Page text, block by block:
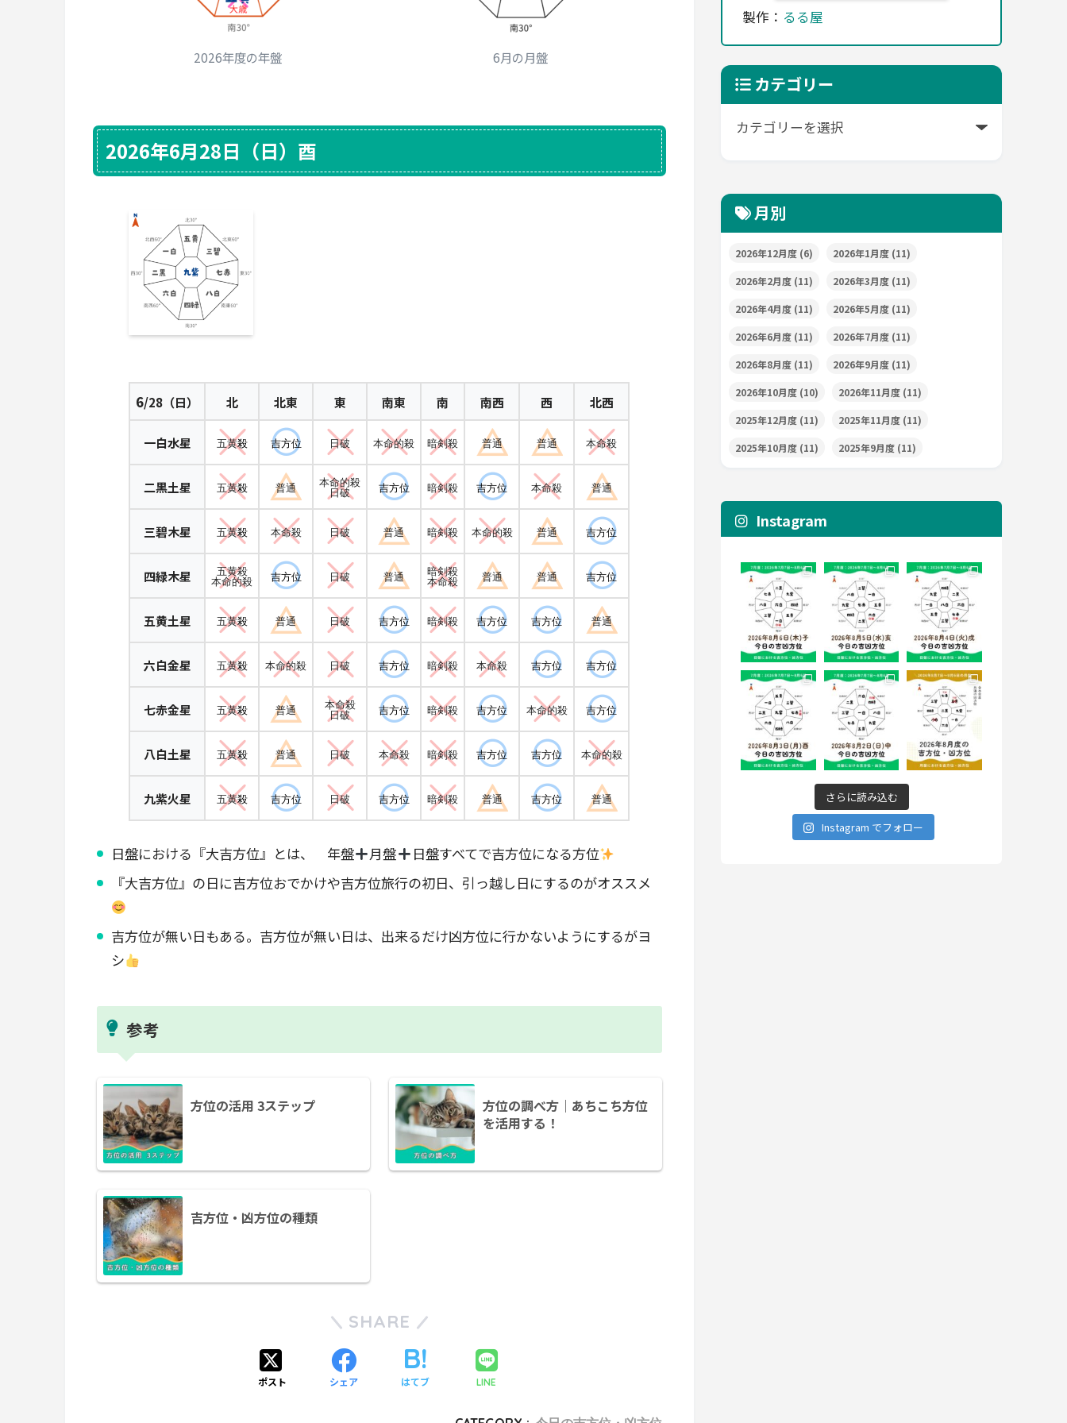
2026年度の年盤 6月の月盤
2026年6月28日（日）酉
6/28（日） 北 北東 東 南東 南 南西 西 北西
一白水星 五黄殺 吉方位 日破 本命的殺 暗剣殺 普通 普通 本命殺
二黒土星 五黄殺 普通
本命的殺
日破
吉方位 暗剣殺 吉方位 本命殺 普通
三碧木星 五黄殺 本命殺 日破 普通 暗剣殺 本命的殺 普通 吉方位
四緑木星
五黄殺
本命的殺
吉方位 日破 普通
暗剣殺
本命殺
普通 普通 吉方位
五黄土星 五黄殺 普通 日破 吉方位 暗剣殺 吉方位 吉方位 普通
六白金星 五黄殺 本命的殺 日破 吉方位 暗剣殺 本命殺 吉方位 吉方位
七赤金星 五黄殺 普通
本命殺
日破
吉方位 暗剣殺 吉方位 本命的殺 吉方位
八白土星 五黄殺 普通 日破 本命殺 暗剣殺 吉方位 吉方位 本命的殺
九紫火星 五黄殺 吉方位 日破 吉方位 暗剣殺 普通 吉方位 普通
日盤における『大吉方位』とは、 年盤 月盤
日盤すべてで吉方位になる方位
『大吉方位』の日に吉方位おでかけや吉方位旅行の初日、引っ越し日にするのがオススメ
吉方位が無い日もある。吉方位が無い日は、出来るだけ凶方位に行かないようにするがヨ
シ
参考
方位の活用 3ステップ
方位の調べ方｜あちこち方位
を活用する！
吉方位・凶方位の種類
SHARE
ポスト シェア はてブ LINE
製作： るる屋
カテゴリー
月別
2026年12月度 (6) 2026年1月度 (11)
2026年2月度 (11) 2026年3月度 (11)
2026年4月度 (11) 2026年5月度 (11)
2026年6月度 (11) 2026年7月度 (11)
2026年8月度 (11) 2026年9月度 (11)
2026年10月度 (10) 2026年11月度 (11)
2025年12月度 (11) 2025年11月度 (11)
2025年10月度 (11) 2025年9月度 (11)
Instagram
さらに読み込む
Instagram でフォロー